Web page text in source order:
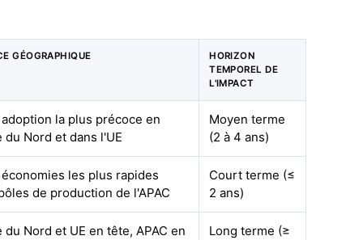
GÉOGRAPHIQUE
HORIZON
TEMPOREL DE
L'IMPACT
la plus précoce en
du Nord et dans l'UE
Moyen terme
(2 à 4 ans)
les plus rapides
de production de l'APAC
Court terme (≤
2 ans)
du Nord et UE en tête, APAC en
Long terme (≥